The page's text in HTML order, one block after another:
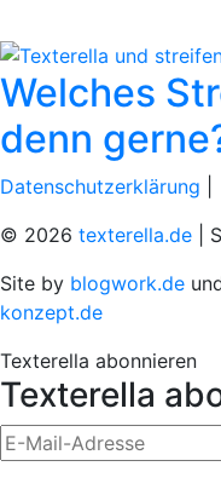
Welches
denn
Datenschutzerklärung
© 2026 texterella.de |
Site by blogwork.de
konzept.de
Texterella abonnieren
Texterella